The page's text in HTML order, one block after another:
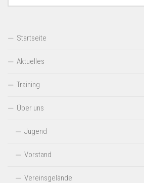
nach:
Startseite
Aktuelles
Training
Über uns
Jugend
Vorstand
Vereinsgelände